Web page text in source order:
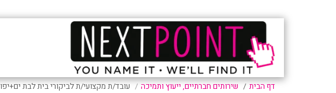
דף הבית שירותים חברתיים, ייעוץ ותמיכה עובד/ת מקצועי/ת לביקורי בית לבת ים+יפו